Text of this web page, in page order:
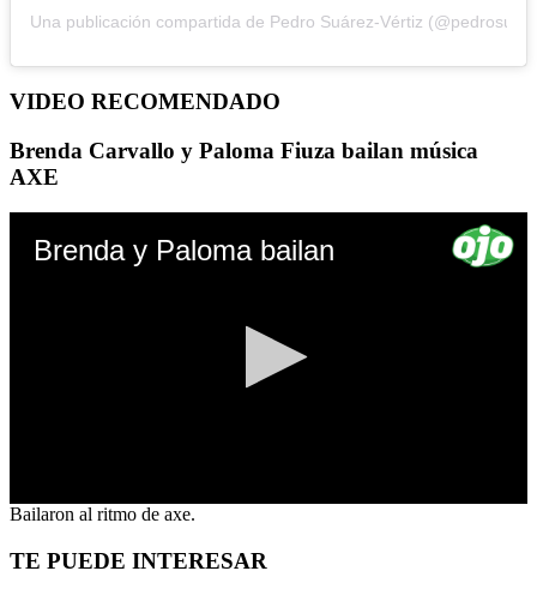
Una publicación compartida de Pedro Suárez-Vértiz
VIDEO RECOMENDADO
Brenda Carvallo y Paloma Fiuza bailan música
AXE
Brenda y Paloma bailan
0
of
0
Bailaron al ritmo de axe.
TE PUEDE INTERESAR